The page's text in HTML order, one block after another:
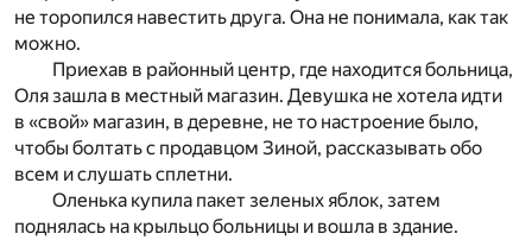
не торопился навестить друга. Она не понимала, как так
можно.
Приехав в районный центр, где находится больница,
Оля зашла в местный магазин. Девушка не хотела идти
в «свой» магазин, в деревне, не то настроение было,
чтобы болтать с продавцом Зиной, рассказывать обо
всем и слушать сплетни.
Оленька купила пакет зеленых яблок, затем
поднялась на крыльцо больницы и вошла в здание.